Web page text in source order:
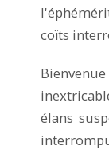
coïts
élans